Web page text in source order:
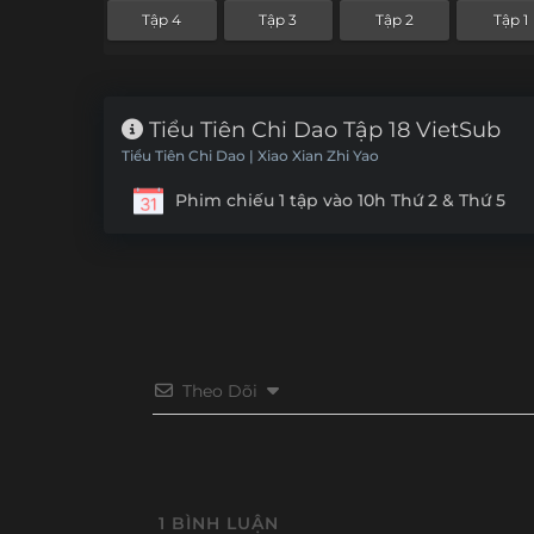
Tập 4 Tập 3 Tập 2 Tập 1
Tiểu Tiên Chi Dao Tập 18 VietSub
Tiểu Tiên Chi Dao | Xiao Xian Zhi Yao
Phim chiếu 1 tập vào 10h Thứ 2 & Thứ 5
Theo Dõi
1 BÌNH LUẬN